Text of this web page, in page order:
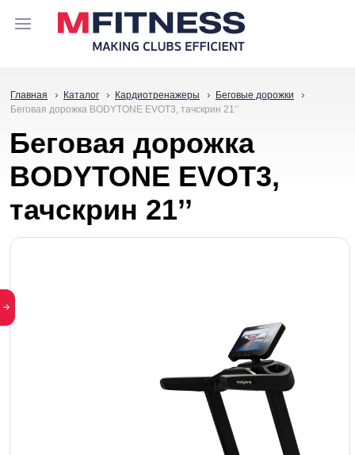
Главная Каталог Кардиотренажеры
Беговые дорожки
Беговая дорожка BODYTONE EVOT3, тачскрин 21’’
Беговая дорожка
BODYTONE EVOT3,
тачскрин 21’’